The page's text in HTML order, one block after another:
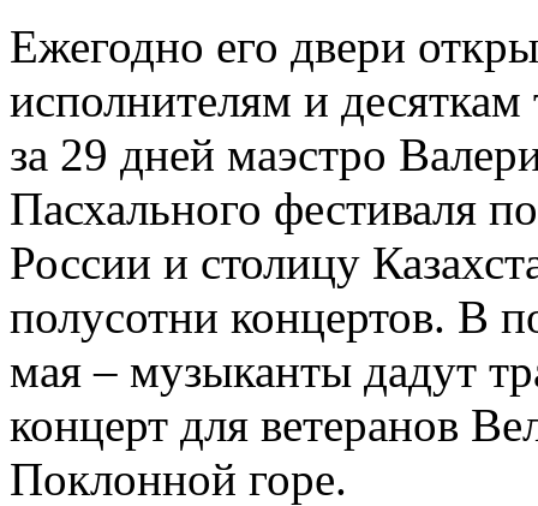
Ежегодно его двери
исполнителям и
за 29 дней маэстро
Пасхального фестиваля
России и столицу
полусотни концертов. В
мая – музыканты дадут
концерт для ветеранов
Поклонной горе.